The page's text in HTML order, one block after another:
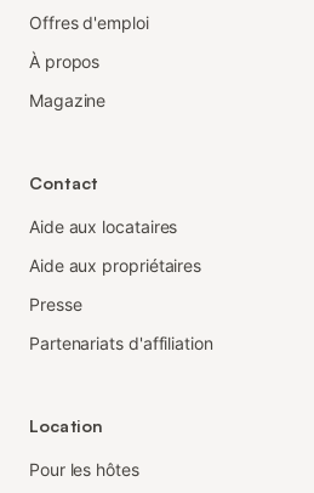
Offres d'emploi
À propos
Magazine
Contact
Aide aux locataires
Aide aux propriétaires
Presse
Partenariats d'affiliation
Location
Pour les hôtes